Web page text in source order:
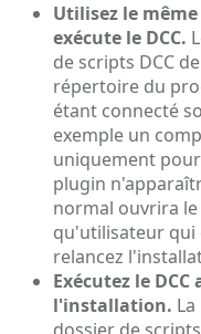
Utilisez le
exécute le DCC.
de scripts DCC
répertoire du
étant connecté
exemple un
uniquement
plugin
normal ouvrira le
qu'utilisateur qui
relancez
Exécutez le
l'installation.